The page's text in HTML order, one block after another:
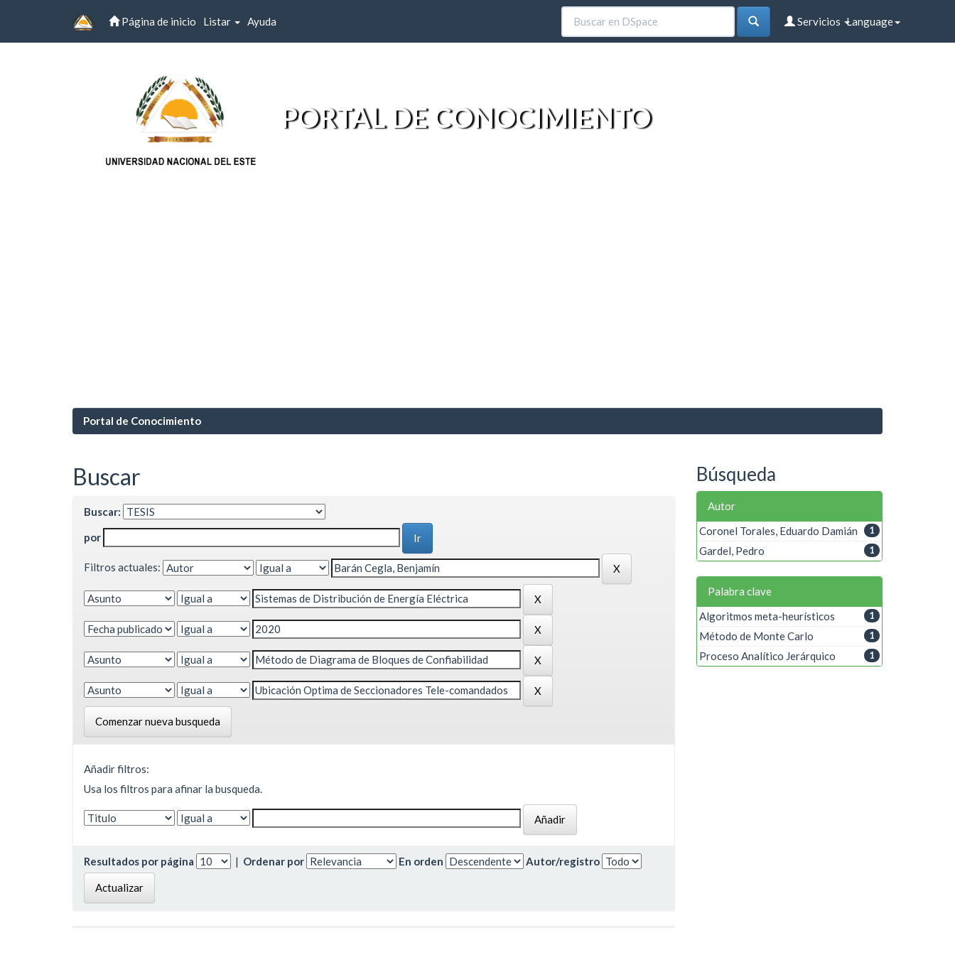
Página de inicio Listar Ayuda Language
Servicios
PORTAL DE CONOCIMIENTO
Portal de Conocimiento
Buscar
Buscar:
por
Filtros actuales:
Comenzar nueva busqueda
Añadir filtros:
Usa los filtros para afinar la busqueda.
Resultados por página | Ordenar por En orden Autor/registro
Búsqueda
Autor
1
Coronel Torales, Eduardo Damián
1
Gardel, Pedro
Palabra clave
1
Algoritmos meta-heurísticos
1
Método de Monte Carlo
1
Proceso Analítico Jerárquico